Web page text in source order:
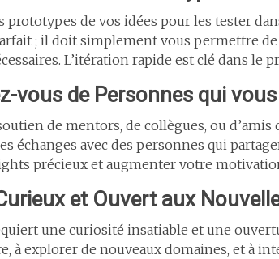
prototypes de vos idées pour les tester
; il doit simplement vous permettre
L’itération rapide est clé dans le
vous de Personnes qui
de mentors, de collègues, ou
échanges avec des personnes qui
précieux et augmenter votre
et Ouvert aux
une curiosité insatiable et une
à explorer de nouveaux domaines, et à